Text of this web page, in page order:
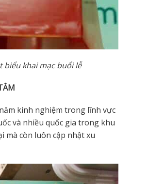
khai mạc buổi lễ
kinh nghiệm trong lĩnh vực
và nhiều quốc gia trong khu
mà còn luôn cập nhật xu